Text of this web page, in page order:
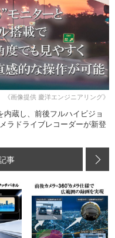
《画像提供 慶洋エンジニアリング》
内蔵し、前後フルハイビジョ
ラドライブレコーダーが新登
事